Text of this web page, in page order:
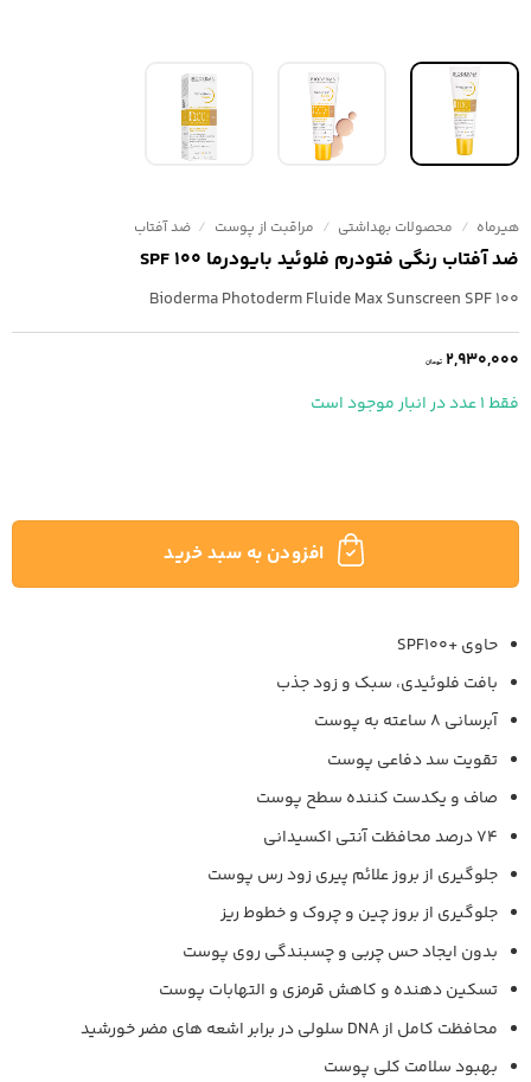
هیرماه / محصولات بهداشتی / مراقبت از پوست / ضد آفتاب
ضد آفتاب رنگی فتودرم فلوئید بایودرما SPF 100
Bioderma Photoderm Fluide Max Sunscreen SPF 100
2,930,000 تومان
فقط 1 عدد در انبار موجود است
افزودن به سبد خرید
حاوی +SPF100
بافت فلوئیدی، سبک و زود جذب
آبرسانی 8 ساعته به پوست
تقویت سد دفاعی پوست
صاف و یکدست کننده سطح پوست
74 درصد محافظت آنتی اکسیدانی
جلوگیری از بروز علائم پیری زود رس پوست
جلوگیری از بروز چین و چروک و خطوط ریز
بدون ایجاد حس چربی و چسبندگی روی پوست
تسکین دهنده و کاهش قرمزی و التهابات پوست
محافظت کامل از DNA سلولی در برابر اشعه های مضر خورشید
بهبود سلامت کلی پوست